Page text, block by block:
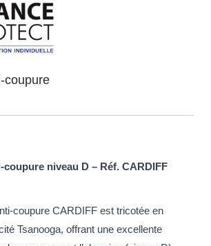
coupure
coupure niveau D – Réf. CARDIFF
coupure CARDIFF est tricotée en
Tsanooga, offrant une excellente